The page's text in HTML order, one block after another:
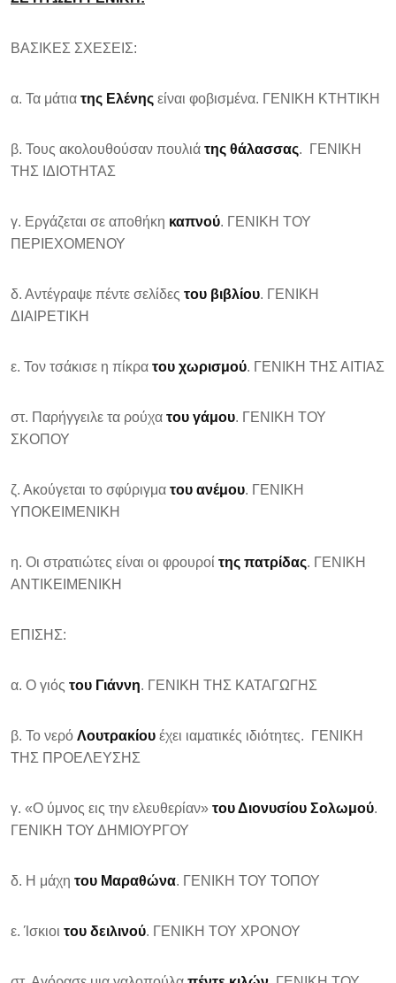
ΒΑΣΙΚΕΣ ΣΧΕΣΕΙΣ:
α. Τα μάτια της Ελένης είναι φοβισμένα. ΓΕΝΙΚΗ ΚΤΗΤΙΚΗ
β. Τους ακολουθούσαν πουλιά της θάλασσας. ΓΕΝΙΚΗ
ΤΗΣ ΙΔΙΟΤΗΤΑΣ
γ. Εργάζεται σε αποθήκη καπνού. ΓΕΝΙΚΗ ΤΟΥ
ΠΕΡΙΕΧΟΜΕΝΟΥ
δ. Αντέγραψε πέντε σελίδες του βιβλίου. ΓΕΝΙΚΗ
ΔΙΑΙΡΕΤΙΚΗ
ε. Τον τσάκισε η πίκρα του χωρισμού. ΓΕΝΙΚΗ ΤΗΣ ΑΙΤΙΑΣ
στ. Παρήγγειλε τα ρούχα του γάμου. ΓΕΝΙΚΗ ΤΟΥ
ΣΚΟΠΟΥ
ζ. Ακούγεται το σφύριγμα του ανέμου. ΓΕΝΙΚΗ
ΥΠΟΚΕΙΜΕΝΙΚΗ
η. Οι στρατιώτες είναι οι φρουροί της πατρίδας. ΓΕΝΙΚΗ
ΑΝΤΙΚΕΙΜΕΝΙΚΗ
ΕΠΙΣΗΣ:
α. Ο γιός του Γιάννη. ΓΕΝΙΚΗ ΤΗΣ ΚΑΤΑΓΩΓΗΣ
β. Το νερό Λουτρακίου έχει ιαματικές ιδιότητες. ΓΕΝΙΚΗ
ΤΗΣ ΠΡΟΕΛΕΥΣΗΣ
γ. «Ο ύμνος εις την ελευθερίαν» του Διονυσίου Σολωμού.
ΓΕΝΙΚΗ ΤΟΥ ΔΗΜΙΟΥΡΓΟΥ
δ. Η μάχη του Μαραθώνα. ΓΕΝΙΚΗ ΤΟΥ ΤΟΠΟΥ
ε. Ίσκιοι του δειλινού. ΓΕΝΙΚΗ ΤΟΥ ΧΡΟΝΟΥ